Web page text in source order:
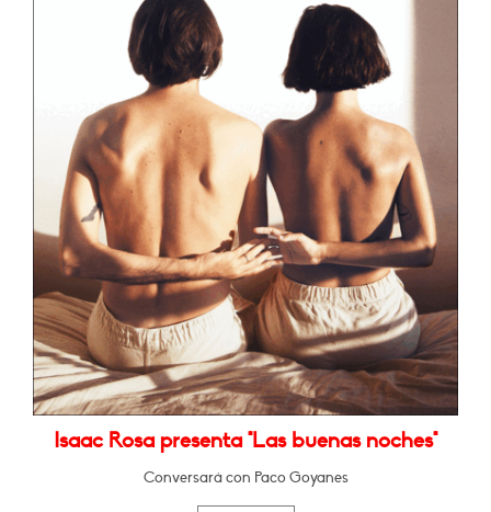
Isaac Rosa presenta "Las buenas noches"
Conversará con Paco Goyanes